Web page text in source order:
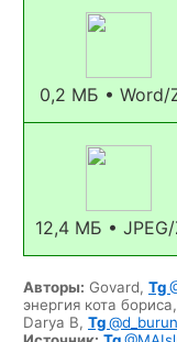
0,2 МБ • Word/
12,4 МБ •
Авторы: Govard, Tg
энергия кота бориса,
Darya B, Tg